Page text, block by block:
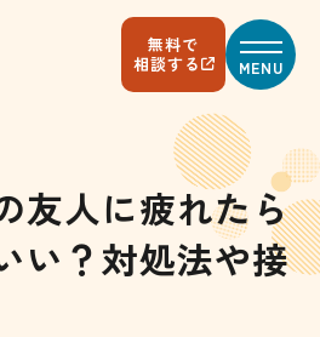
無料で
相談する
MENU
友人に疲れたら
い？対処法や接